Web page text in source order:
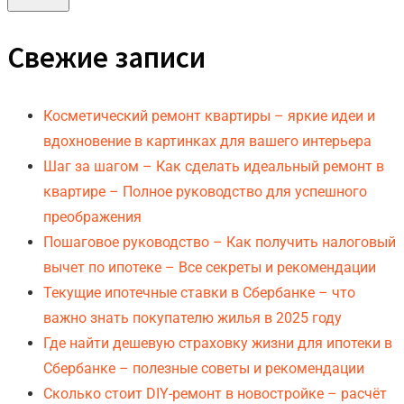
Свежие записи
Косметический ремонт квартиры – яркие идеи и
вдохновение в картинках для вашего интерьера
Шаг за шагом – Как сделать идеальный ремонт в
квартире – Полное руководство для успешного
преображения
Пошаговое руководство – Как получить налоговый
вычет по ипотеке – Все секреты и рекомендации
Текущие ипотечные ставки в Сбербанке – что
важно знать покупателю жилья в 2025 году
Где найти дешевую страховку жизни для ипотеки в
Сбербанке – полезные советы и рекомендации
Сколько стоит DIY-ремонт в новостройке – расчёт